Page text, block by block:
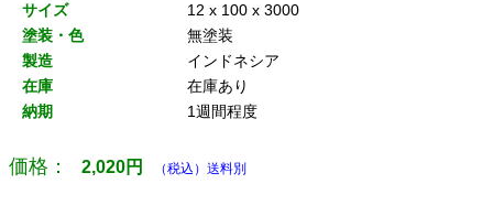
サイズ
12 x 100 x 3000
塗装・色
無塗装
製造
インドネシア
在庫
在庫あり
納期
1週間程度
価格： 2,020円 （税込）送料別